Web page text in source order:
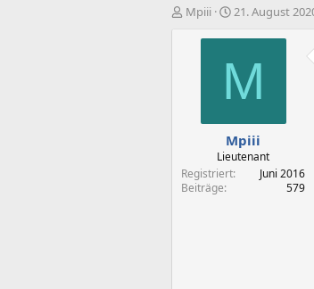
E
Mpiii
E
s
e
t
a
m
21. August
M
Mpiii
Lieutenant
Registriert
Juni 2016
Beiträge
579